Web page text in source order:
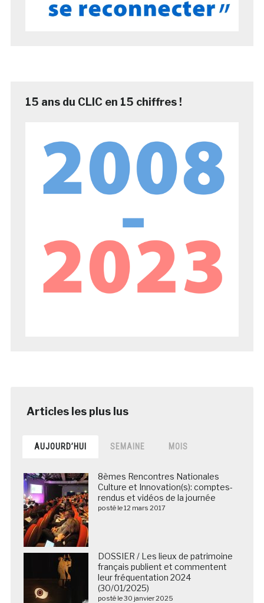
15 ans du CLIC en 15 chiffres !
AUJOURD’HUI SEMAINE MOIS
8èmes Rencontres Nationales
Culture et Innovation(s): comptes-
rendus et vidéos de la journée
posté le 12 mars 2017
DOSSIER / Les lieux de patrimoine
français publient et commentent
leur fréquentation 2024
(30/01/2025)
posté le 30 janvier 2025